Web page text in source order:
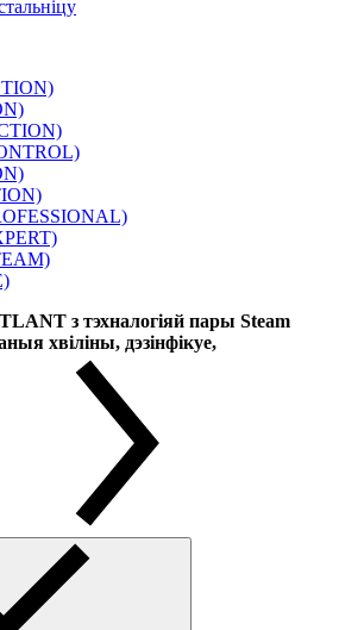
з тэхналогіяй пары Steam
хвіліны, дэзінфікуе,